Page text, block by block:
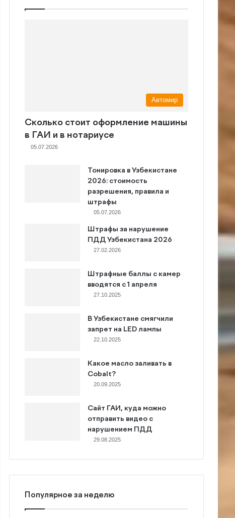
Автомир
Сколько стоит оформление машины
в ГАИ и в нотариусе
05.07.2026
Тонировка в Узбекистане
2026: стоимость
разрешения, правила и
штрафы
05.07.2026
Штрафы за нарушение
ПДД Узбекистана 2026
27.02.2026
Штрафные баллы с камер
вводятся с 1 апреля
27.10.2025
В Узбекистане смягчили
запрет на LED лампы
22.10.2025
Какое масло заливать в
Cobalt?
20.09.2025
Сайт ГАИ, куда можно
отправить видео с
нарушением ПДД
29.08.2025
Популярное за неделю